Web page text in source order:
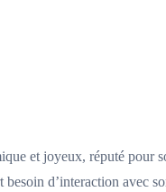
et joyeux, réputé pour
d’interaction avec